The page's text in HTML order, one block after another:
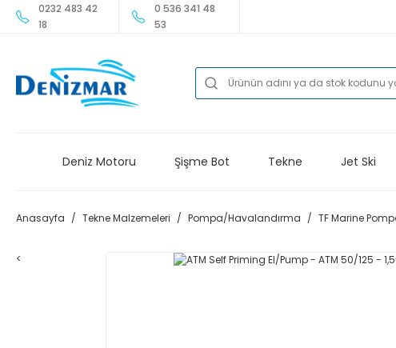
0232 483 42
18
0 536 341 48
53
Deniz Motoru Şişme Bot Tekne Jet Ski
Anasayfa Tekne Malzemeleri Pompa/Havalandırma TF Marine
<